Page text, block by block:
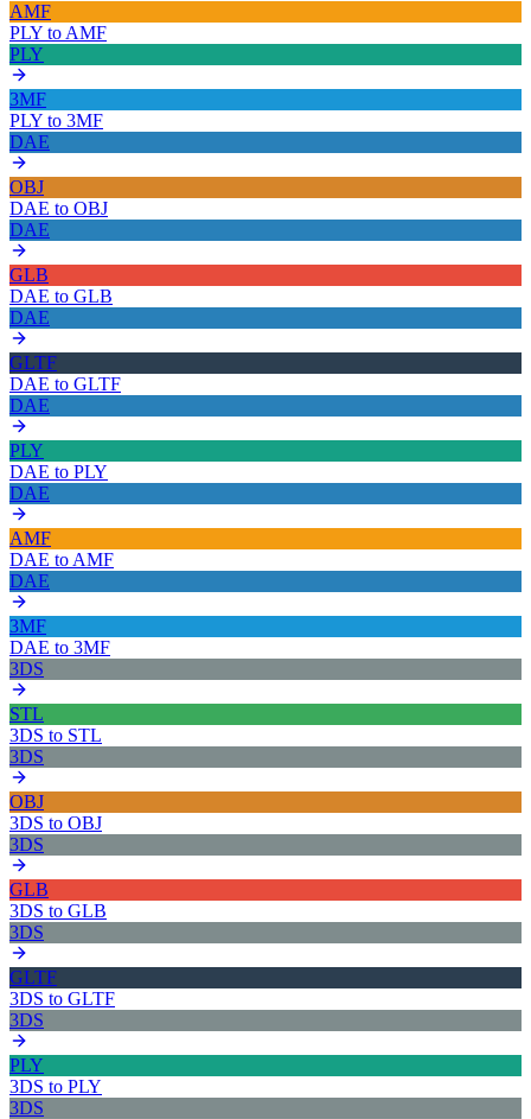
AMF
PLY to AMF
PLY
3MF
PLY to 3MF
DAE
OBJ
DAE to OBJ
DAE
GLB
DAE to GLB
DAE
GLTF
DAE to GLTF
DAE
PLY
DAE to PLY
DAE
AMF
DAE to AMF
DAE
3MF
DAE to 3MF
3DS
STL
3DS to STL
3DS
OBJ
3DS to OBJ
3DS
GLB
3DS to GLB
3DS
GLTF
3DS to GLTF
3DS
PLY
3DS to PLY
3DS